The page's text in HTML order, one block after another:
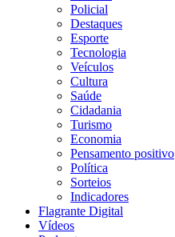
Policial
Destaques
Esporte
Tecnologia
Veículos
Cultura
Saúde
Cidadania
Turismo
Economia
Pensamento positivo
Política
Sorteios
Indicadores
Flagrante Digital
Vídeos